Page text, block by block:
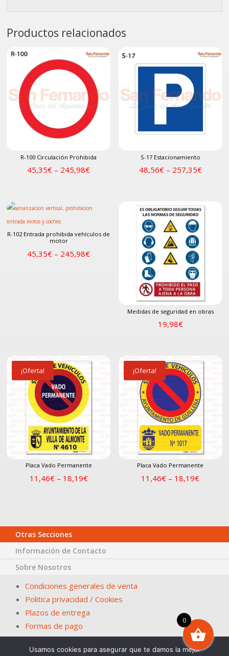
Productos relacionados
R-100 Circulación Prohibida
45,35€ – 245,98€
S-17 Estacionamiento
48,56€– 257,35€
R-102 Entrada prohibida vehículos de
motor
45,35€ – 245,98€
Medidas de seguridad en obras
19,98€
¡Oferta!
Placa Vado Permanente
11,46€– 18,19€
¡Oferta!
Placa Vado Permanente
11,46€ – 18,19€
Otras Secciones
Información de Contacto
Sobre Nosotros
Condiciones generales de venta
Politica privacidad / Cookies
Plazos de entrega
Formas de pago
0
Usamos cookies para asegurar que te damos la mejor